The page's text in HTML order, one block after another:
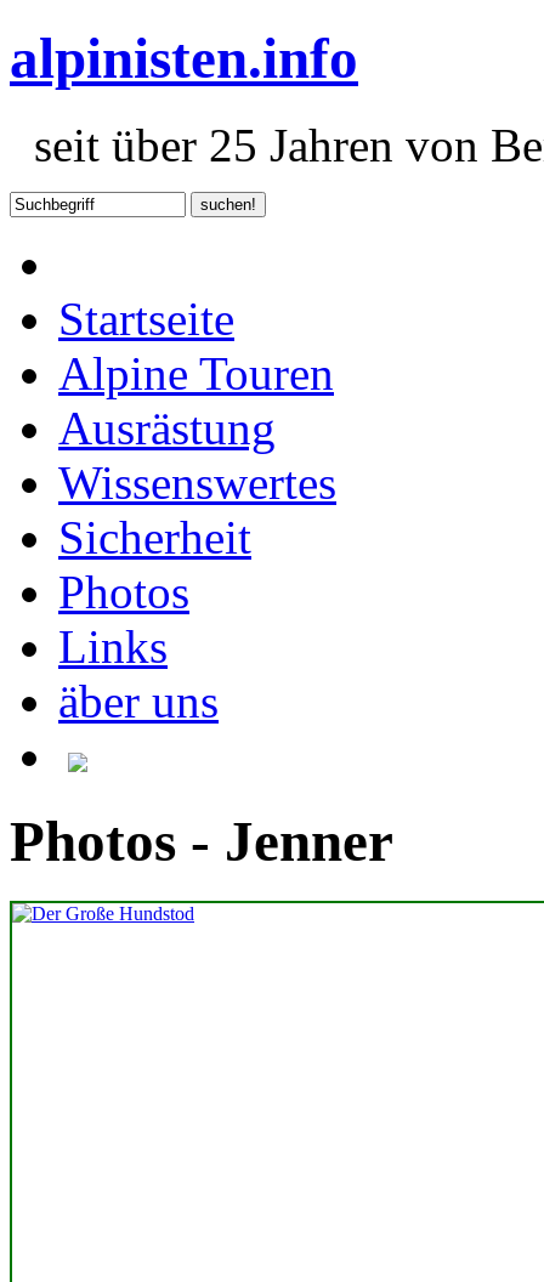
alpinisten.info
seit über 25 Jahren von
Startseite
Alpine Touren
Ausrästung
Wissenswertes
Sicherheit
Photos
Links
äber uns
Photos - Jenner